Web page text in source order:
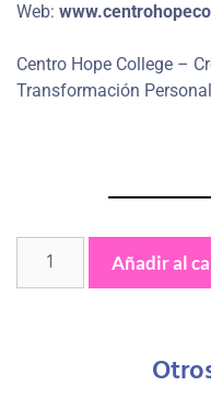
Web:
Centro Hope College –
Transformación Personal
Añadir al